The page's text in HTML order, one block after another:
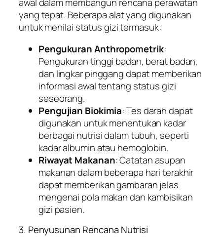
awal dalam membangun rencana perawatan
yang tepat. Beberapa alat yang digunakan
untuk menilai status gizi termasuk:
Pengukuran Anthropometrik:
Pengukuran tinggi badan, berat badan,
dan lingkar pinggang dapat memberikan
informasi awal tentang status gizi
seseorang.
Pengujian Biokimia: Tes darah dapat
digunakan untuk menentukan kadar
berbagai nutrisi dalam tubuh, seperti
kadar albumin atau hemoglobin.
Riwayat Makanan: Catatan asupan
makanan dalam beberapa hari terakhir
dapat memberikan gambaran jelas
mengenai pola makan dan kambisikan
gizi pasien.
3. Penyusunan Rencana Nutrisi